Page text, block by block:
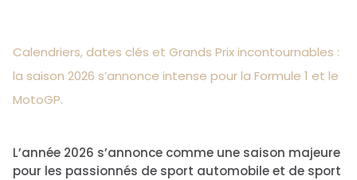
Calendriers, dates clés et Grands Prix incontournables :
la saison 2026 s’annonce intense pour la Formule 1 et le
MotoGP.
L’année 2026 s’annonce comme une saison majeure
pour les passionnés de sport automobile et de sport